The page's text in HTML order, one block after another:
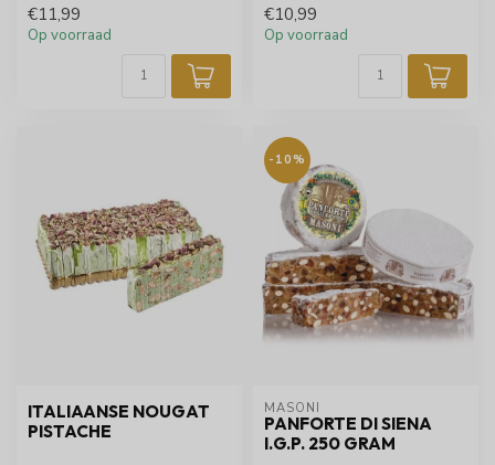
€11,99
Op voorraad
€10,99
Op voorraad
ITALIAANSE NOUGAT
PISTACHE
-10%
MASONI
PANFORTE DI SIENA
I.G.P. 250 GRAM